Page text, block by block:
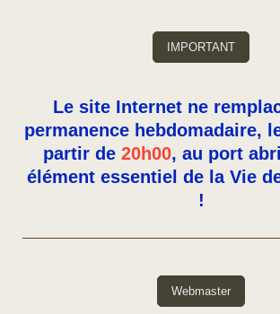
IMPORTANT
Le site Internet ne
permanence hebdomadaire,
partir de 20h00, au port
élément essentiel de la Vie
!
Webmaster